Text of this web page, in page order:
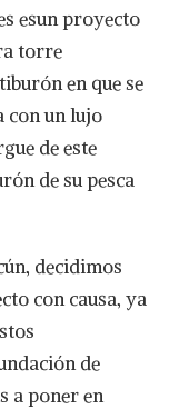
esun proyecto
torre
en que se
con un lujo
de este
de su pesca
decidimos
con causa, ya
de
a poner en